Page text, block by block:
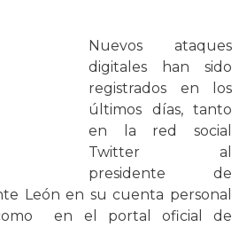
Nuevos ataques
digitales han sido
registrados en los
últimos días, tanto
en la red social
Twitter al
presidente de
León en su cuenta personal
en el portal oficial de